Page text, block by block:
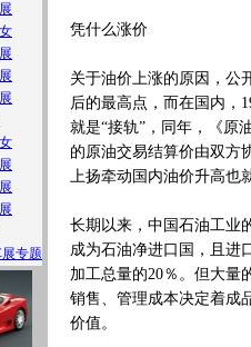
专题
凭什么涨价
关于油价上涨的原因，公
后的最高点，而在国内，
就是“接轨”，同年，《原
的原油交易结算价由双方
上扬牵动国内油价升高也
长期以来，中国石油工业
成为石油净进口国，且进
加工总量的20％。但大量
销售、管理成本决定着成
价值。